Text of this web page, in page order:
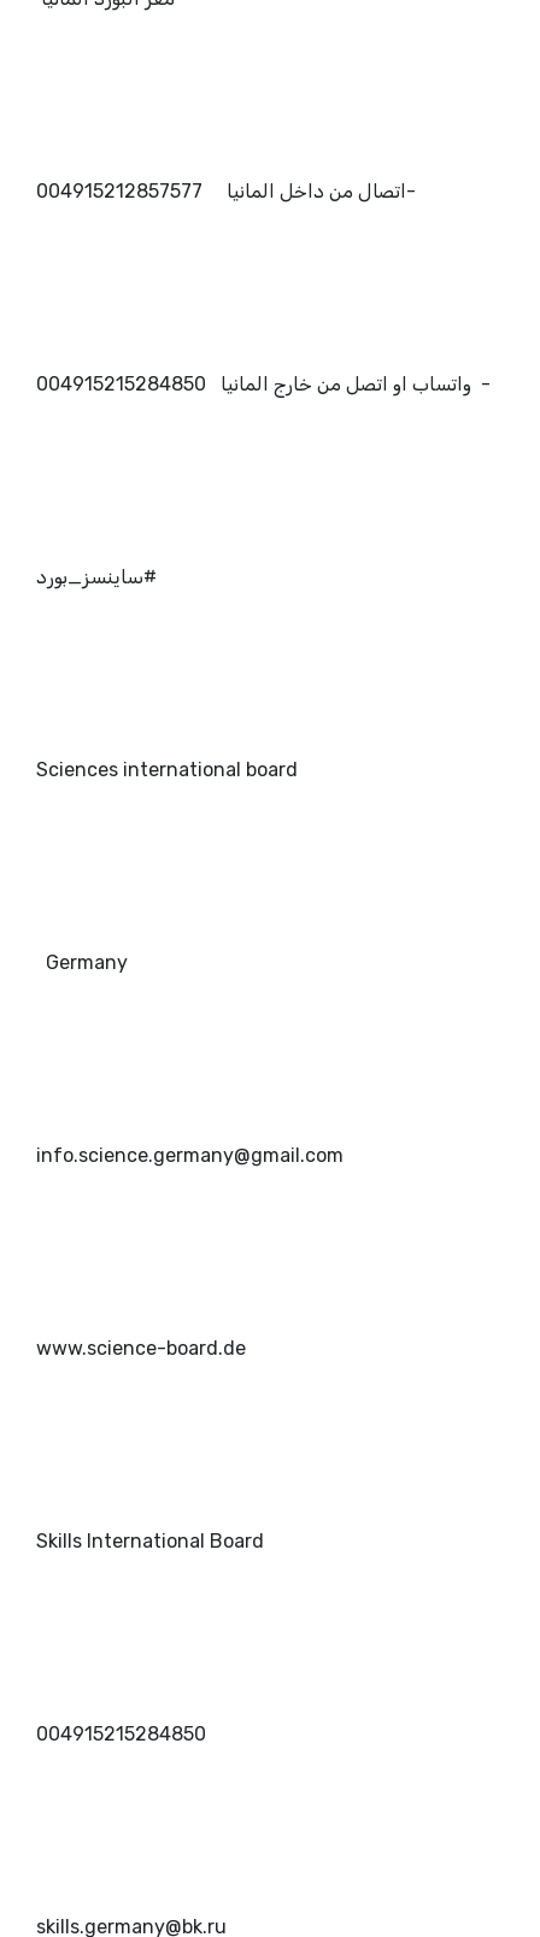
-اتصال من داخل المانيا 004915212857577
- واتساب او اتصل من خارج المانيا 004915215284850
#ساينسز_بورد
Germany
info.science.germany@gmail.com
www.science-board.de
Skills International Board
004915215284850
skills.germany@bk.ru